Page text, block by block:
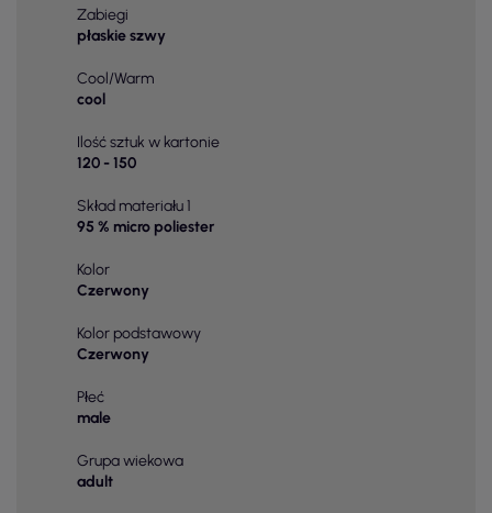
Zabiegi
płaskie szwy
Cool/Warm
cool
Ilość sztuk w kartonie
120 - 150
Skład materiału 1
95 % micro poliester
Kolor
Czerwony
Kolor podstawowy
Czerwony
Płeć
male
Grupa wiekowa
adult